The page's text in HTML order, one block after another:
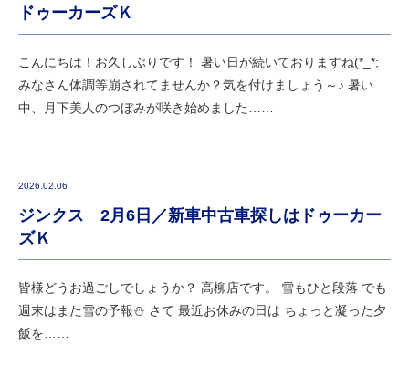
ドゥーカーズＫ
こんにちは！お久しぶりです！ 暑い日が続いておりますね(*_*;
みなさん体調等崩されてませんか？気を付けましょう～♪ 暑い
中、月下美人のつぼみが咲き始めました……
2026.02.06
ジンクス 2月6日／新車中古車探しはドゥーカー
ズＫ
皆様どうお過ごしでしょうか？ 高柳店です。 雪もひと段落 でも
週末はまた雪の予報⛄ さて 最近お休みの日は ちょっと凝った夕
飯を……